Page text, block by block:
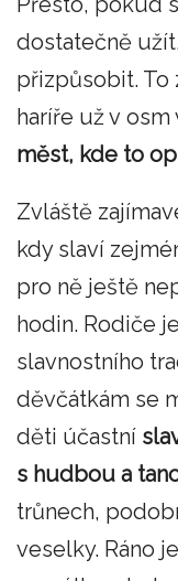
dostatečně
přizpůsobit. To
haríře už v
měst, kde to
Zvláště
kdy slaví
pro ně ještě
hodin. Rodiče
slavnostního
děvčátkám se
děti účastní
s hudbou a
trůnech,
veselky. Ráno